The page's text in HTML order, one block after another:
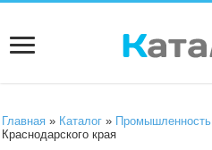
Главная » Каталог » Промышленность
Краснодарского края